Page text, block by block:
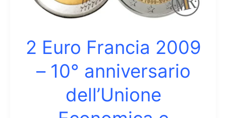
Gaulle
2 Euro Francia 2009
– 10° anniversario
dell’Unione